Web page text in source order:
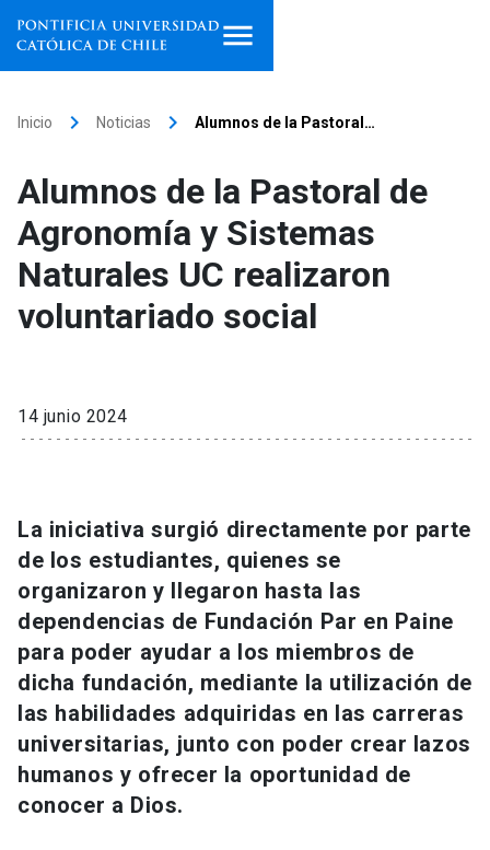
Facultades, escuelas e
institutos
Investigación
Información para keyboard_arrow_down
Futuros estudiantes
Estudiantes
Académicos
Personal
Go to english site launch
ACCESOS DIRECTOS
Admisión launch
Correo UC launch
Inicio keyboard_arrow_right Noticias keyboard_arrow_right Alumnos de la Pastoral…
Alumnos de la Pastoral de
Agronomía y Sistemas
Naturales UC realizaron
voluntariado social
14 junio 2024
La iniciativa surgió directamente por parte
de los estudiantes, quienes se
organizaron y llegaron hasta las
dependencias de Fundación Par en Paine
para poder ayudar a los miembros de
dicha fundación, mediante la utilización de
las habilidades adquiridas en las carreras
universitarias, junto con poder crear lazos
humanos y ofrecer la oportunidad de
conocer a Dios.